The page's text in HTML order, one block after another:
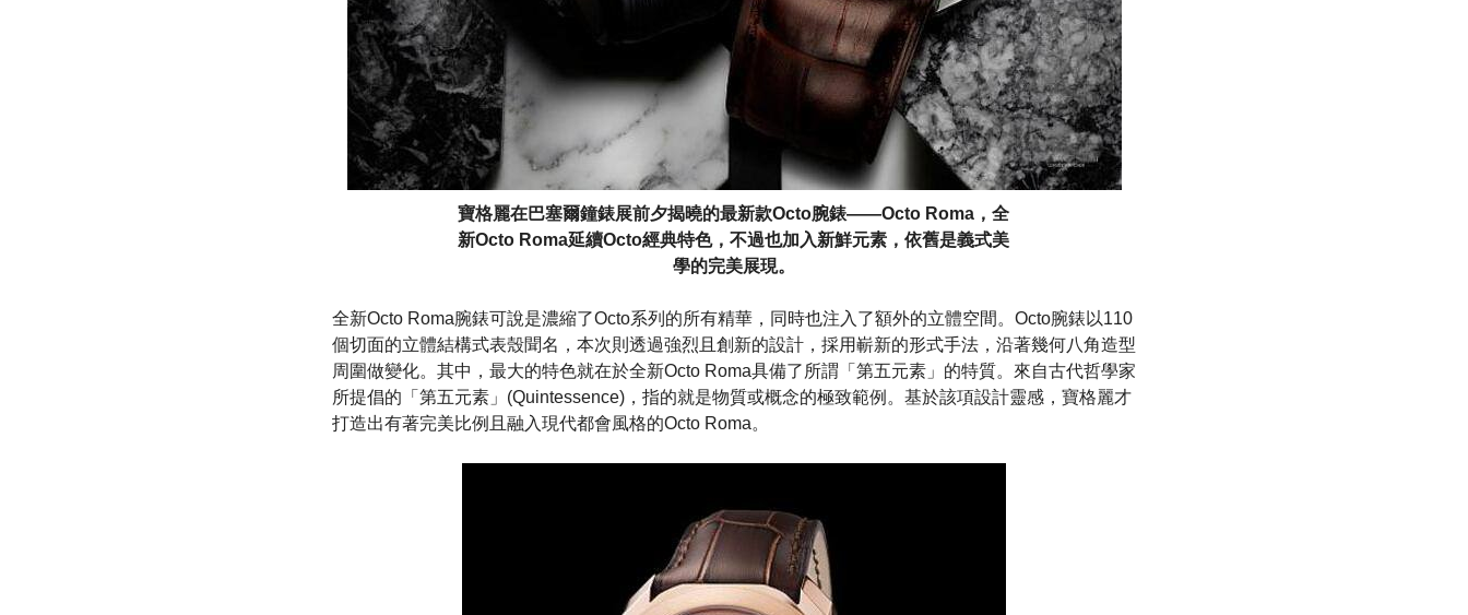
寶格麗在巴塞爾鐘錶展前夕揭曉的最新款Octo腕錶——Octo Roma，全
新Octo Roma延續Octo經典特色，不過也加入新鮮元素，依舊是義式美
學的完美展現。
全新Octo Roma腕錶可說是濃縮了Octo系列的所有精華，同時也注入了額外的立體空間。Octo腕錶以110
個切面的立體結構式表殼聞名，本次則透過強烈且創新的設計，採用嶄新的形式手法，沿著幾何八角造型
周圍做變化。其中，最大的特色就在於全新Octo Roma具備了所謂「第五元素」的特質。來自古代哲學家
所提倡的「第五元素」(Quintessence)，指的就是物質或概念的極致範例。基於該項設計靈感，寶格麗才
打造出有著完美比例且融入現代都會風格的Octo Roma。